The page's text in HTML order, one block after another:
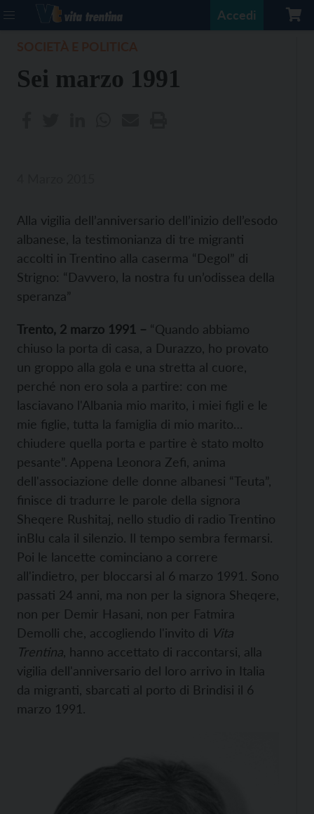
Accedi
Sei marzo 1991
Alla vigilia dell’anniversario dell’inizio dell’esodo
albanese, la testimonianza di tre migranti
accolti in Trentino alla caserma “Degol” di
Strigno: “Davvero, la nostra fu un’odissea della
speranza”
Trento, 2 marzo 1991 – “Quando abbiamo
chiuso la porta di casa, a Durazzo, ho provato
un groppo alla gola e una stretta al cuore,
perché non ero sola a partire: con me
lasciavano l'Albania mio marito, i miei figli e le
mie figlie, tutta la famiglia di mio marito…
chiudere quella porta e partire è stato molto
pesante”. Appena Leonora Zefi, anima
dell'associazione delle donne albanesi “Teuta”,
finisce di tradurre le parole della signora
Sheqere Rushitaj, nello studio di radio Trentino
inBlu cala il silenzio. Il tempo sembra fermarsi.
Poi le lancette cominciano a correre
all'indietro, per bloccarsi al 6 marzo 1991. Sono
passati 24 anni, ma non per la signora Sheqere,
non per Demir Hasani, non per Fatmira
Demolli che, accogliendo l'invito di Vita
Trentina , hanno accettato di raccontarsi, alla
vigilia dell'anniversario del loro arrivo in Italia
da migranti, sbarcati al porto di Brindisi il 6
marzo 1991.